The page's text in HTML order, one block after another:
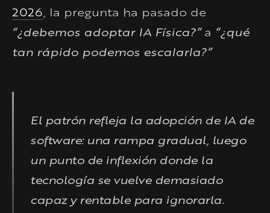
2026, la pregunta ha pasado de
“¿debemos adoptar IA Física?”a “¿qué
tan rápido podemos escalarla?”
El patrón refleja la adopción de IA de
software: una rampa gradual, luego
un punto de inflexión donde la
tecnología se vuelve demasiado
capaz y rentable para ignorarla.